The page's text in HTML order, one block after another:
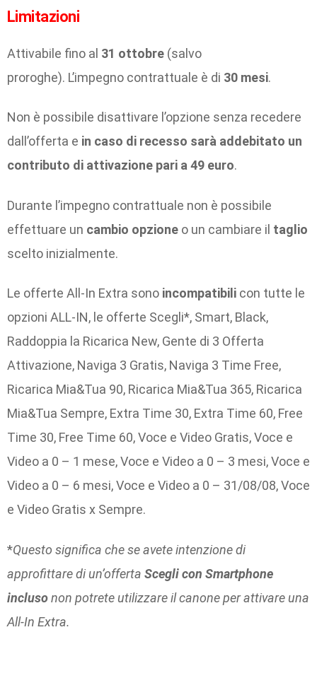
Limitazioni
Attivabile fino al 31 ottobre (salvo
proroghe). L’impegno contrattuale è di 30 mesi.
Non è possibile disattivare l’opzione senza recedere
dall’offerta e in caso di recesso sarà addebitato un
contributo di attivazione pari a 49 euro.
Durante l’impegno contrattuale non è possibile
effettuare un cambio opzione o un cambiare il taglio
scelto inizialmente.
Le offerte All-In Extra sono incompatibili con tutte le
opzioni ALL-IN, le offerte Scegli*, Smart, Black,
Raddoppia la Ricarica New, Gente di 3 Offerta
Attivazione, Naviga 3 Gratis, Naviga 3 Time Free,
Ricarica Mia&Tua 90, Ricarica Mia&Tua 365, Ricarica
Mia&Tua Sempre, Extra Time 30, Extra Time 60, Free
Time 30, Free Time 60, Voce e Video Gratis, Voce e
Video a 0 – 1 mese, Voce e Video a 0 – 3 mesi, Voce e
Video a 0 – 6 mesi, Voce e Video a 0 – 31/08/08, Voce
e Video Gratis x Sempre.
*Questo significa che se avete intenzione di
approfittare di un’offerta Scegli con Smartphone
inclusonon potrete utilizzare il canone per attivare una
All-In Extra.